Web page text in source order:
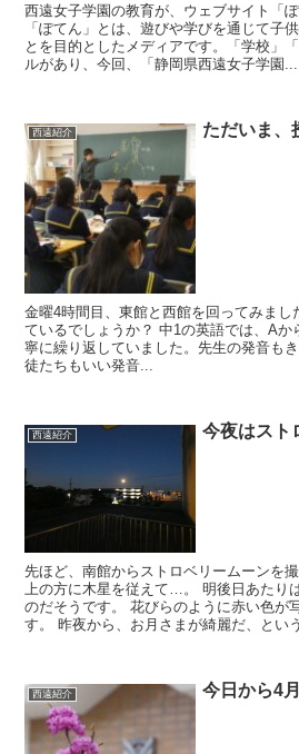
西遠女子学園の教育が、ウェブサイト「
「ぽてん」とは、遊びや学びを通じて子
とを目的としたメディアです。「学校」
ルがあり、今回、「静岡県西遠女子学園...
西遠紹介 ただいま、
金曜4時間目、東館と西館を回ってみま
ているでしょうか？ 中1の英語では、Aか
寧に繰り返していました。先生の発音も
徒たちもいい発音...
西遠紹介 今夜はスト
先ほど、南館からストロベリームーンを
上の方に木星を従えて…。 明後日あたり
のだそうです。 花びらのように赤い色が
す。 昨夜から、お月さまが綺麗だ、とい
西遠紹介 今日から4月